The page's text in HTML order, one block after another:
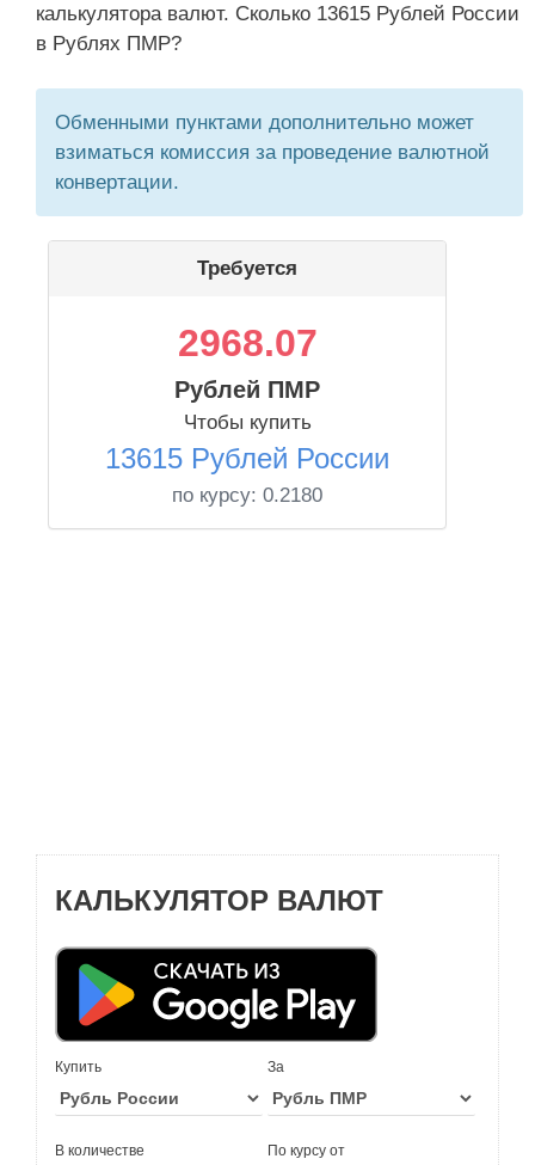
калькулятора валют. Сколько 13615 Рублей России
в Рублях ПМР?
Обменными пунктами дополнительно может
взиматься комиссия за проведение валютной
конвертации.
Требуется
2968.07
Рублей ПМР
Чтобы купить
13615 Рублей России
по курсу: 0.2180
КАЛЬКУЛЯТОР ВАЛЮТ
Купить За
В количестве По курсу от